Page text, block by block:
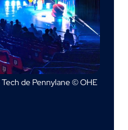
de Pennylane © OHE